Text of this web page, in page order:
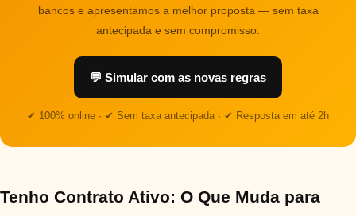
bancos e apresentamos a melhor proposta — sem taxa
antecipada e sem compromisso.
💬 Simular com as novas regras
✔ 100% online · ✔ Sem taxa antecipada · ✔ Resposta em até 2h
Tenho Contrato Ativo: O Que Muda para